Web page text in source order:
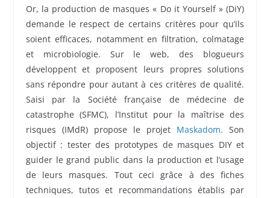
Or, la production de masques « Do it Yourself » (DiY)
demande le respect de certains critères pour qu’ils
soient efficaces, notamment en filtration, colmatage
et microbiologie. Sur le web, des blogueurs
développent et proposent leurs propres solutions
sans répondre pour autant à ces critères de qualité.
Saisi par la Société française de médecine de
catastrophe (SFMC), l’Institut pour la maîtrise des
risques (IMdR) propose le projet Maskadom. Son
objectif : tester des prototypes de masques DIY et
guider le grand public dans la production et l’usage
de leurs masques. Tout ceci grâce à des fiches
techniques, tutos et recommandations établis par